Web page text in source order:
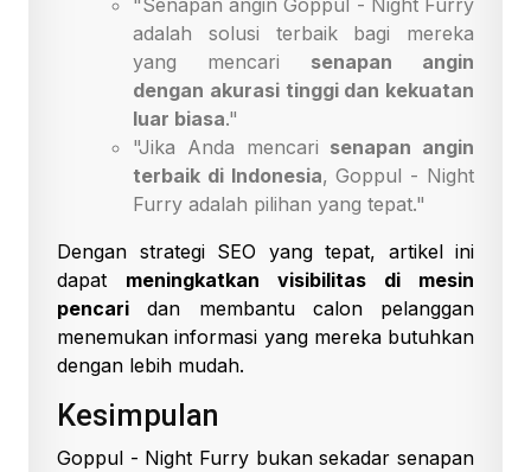
"Senapan angin Goppul - Night Furry
adalah solusi terbaik bagi mereka
yang mencari senapan angin
dengan akurasi tinggi dan kekuatan
luar biasa."
"Jika Anda mencari senapan angin
terbaik di Indonesia, Goppul - Night
Furry adalah pilihan yang tepat."
Dengan strategi SEO yang tepat, artikel ini
dapat meningkatkan visibilitas di mesin
pencari dan membantu calon pelanggan
menemukan informasi yang mereka butuhkan
dengan lebih mudah.
Kesimpulan
Goppul - Night Furry bukan sekadar senapan